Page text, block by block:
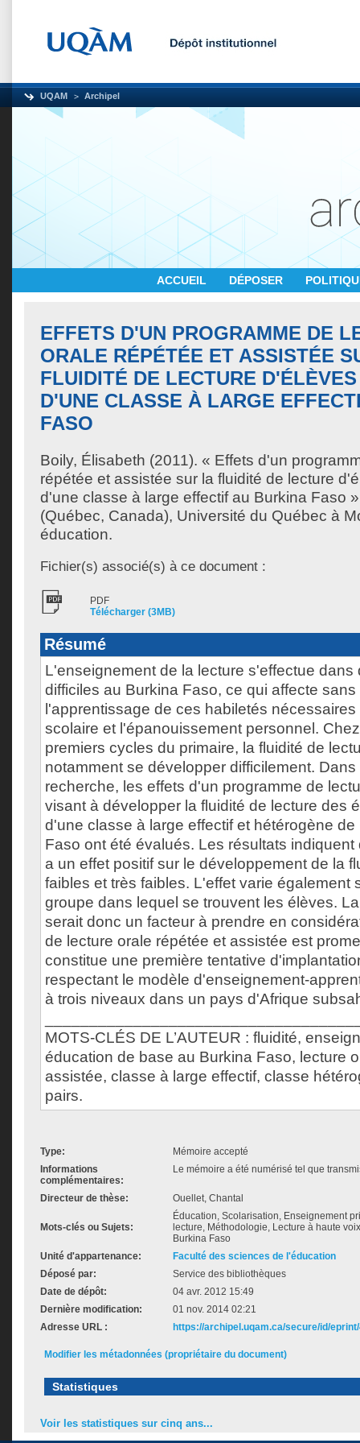
UQAM Archipel
ACCUEIL DÉPOSER
EFFETS D'UN PROGRAMME DE
ORALE RÉPÉTÉE ET ASSISTÉE
FLUIDITÉ DE LECTURE
D'UNE CLASSE À LARGE
FASO
Boily, Élisabeth (2011). « Effets d'un
répétée et assistée sur la fluidité de lecture
d'une classe à large effectif au Burkina Faso
(Québec, Canada), Université du Québec à
éducation.
Fichier(s) associé(s) à ce document :
PDF
Télécharger (3MB)
Résumé
L'enseignement de la lecture s'effectue dans
difficiles au Burkina Faso, ce qui affecte sans
l'apprentissage de ces habiletés
scolaire et l'épanouissement personnel.
premiers cycles du primaire, la fluidité de
notamment se développer difficilement.
recherche, les effets d'un programme de
visant à développer la fluidité de lecture des
d'une classe à large effectif et hétérogène
Faso ont été évalués. Les résultats
a un effet positif sur le développement de la
faibles et très faibles. L'effet varie également
groupe dans lequel se trouvent les élèves.
serait donc un facteur à prendre en
de lecture orale répétée et assistée est
constitue une première tentative
respectant le modèle d'enseignement-
à trois niveaux dans un pays d'Afrique
MOTS-CLÉS DE L’AUTEUR : fluidité,
éducation de base au Burkina Faso, lecture
assistée, classe à large effectif, classe
pairs.
Type:
Mémoire accepté
Informations
complémentaires:
Le mémoire a été numérisé tel que
Directeur de thèse: Ouellet, Chantal
Mots-clés ou Sujets:
Éducation, Scolarisation, Enseignement
lecture, Méthodologie, Lecture à haute
Burkina Faso
Unité d'appartenance:
Faculté des sciences de l'éducation
Déposé par:
Service des bibliothèques
Date de dépôt:
04 avr. 2012 15:49
Dernière modification:
01 nov. 2014 02:21
Adresse URL :
https://archipel.uqam.ca/secure/id/
Modifier les métadonnées (propriétaire du document)
Statistiques
Voir les statistiques sur cinq ans...